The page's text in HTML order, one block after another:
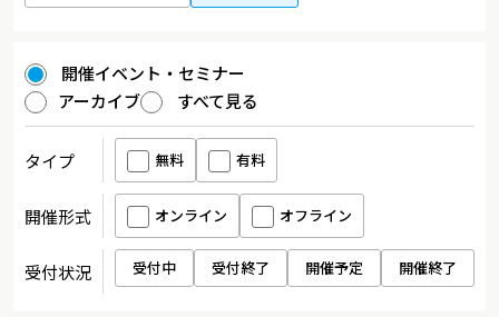
開催イベント・セミナー
アーカイブ
すべて見る
タイプ 無料 有料
開催形式 オンライン オフライン
受付状況 受付中 受付終了 開催予定 開催終了